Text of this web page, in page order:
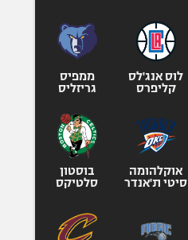
לוס אנג'לס
קליפרס
ממפיס
גריזליס
אוקלהומה
סיטי ת'אנדר
בוסטון
סלטיקס